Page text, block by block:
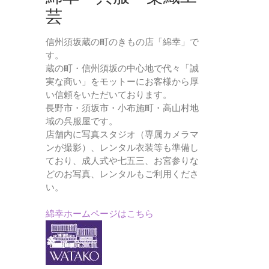
芸
信州須坂蔵の町のきもの店「綿幸」で
す。
蔵の町・信州須坂の中心地で代々「誠
実な商い」をモットーにお客様から厚
い信頼をいただいております。
長野市・須坂市・小布施町・高山村地
域の呉服屋です。
店舗内に写真スタジオ（専属カメラマ
ンが撮影）、レンタル衣装等も準備し
ており、成人式や七五三、お宮参りな
どのお写真、レンタルもご利用くださ
い。
綿幸ホームページはこちら